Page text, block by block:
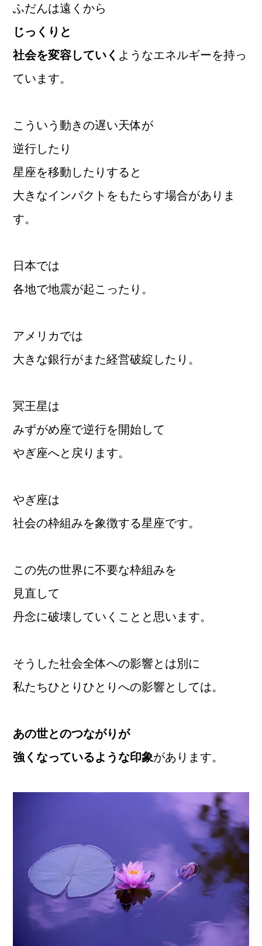
ふだんは遠くから
じっくりと
社会を変容していく ようなエネルギーを持っ
ています。
こういう動きの遅い天体が
逆行したり
星座を移動したりすると
大きなインパクトをもたらす場合がありま
す。
日本では
各地で地震が起こったり。
アメリカでは
大きな銀行がまた経営破綻したり。
冥王星は
みずがめ座で逆行を開始して
やぎ座へと戻ります。
やぎ座は
社会の枠組みを象徴する星座です。
この先の世界に不要な枠組みを
見直して
丹念に破壊していくことと思います。
そうした社会全体への影響とは別に
私たちひとりひとりへの影響としては。
あの世とのつながりが
強くなっているような印象があります。